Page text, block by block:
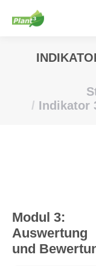
Sie befinden
Indikator
Modul 3:
Auswertung
und